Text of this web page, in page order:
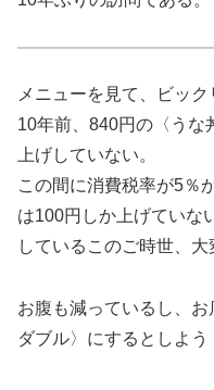
メニューを見て、ビック
10年前、840円の〈うな
上げしていない。
この間に消費税率が5％
は100円しか上げていな
しているこのご時世、大
お腹も減っているし、
ダブル〉にするとしよう